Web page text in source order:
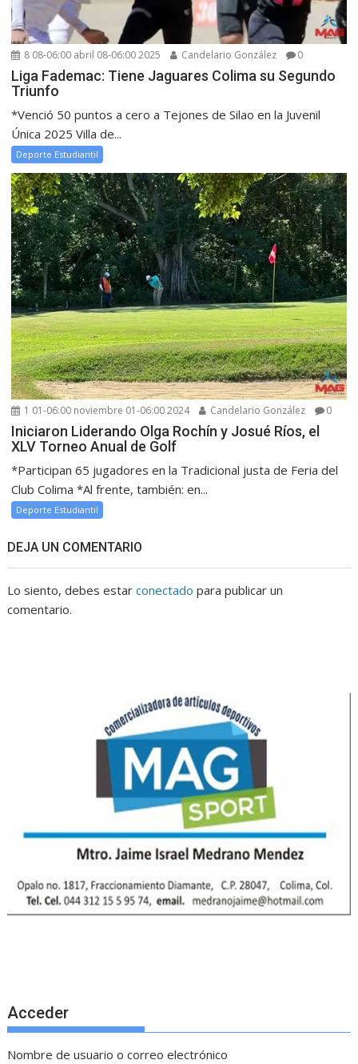
8 08-06:00 abril 08-06:00 2025 Candelario González 0
Liga Fademac: Tiene Jaguares Colima su Segundo
Triunfo
*Venció 50 puntos a cero a Tejones de Silao en la Juvenil
Única 2025 Villa de...
Deporte Estudiantil
1 01-06:00 noviembre 01-06:00 2024 Candelario González 0
Iniciaron Liderando Olga Rochín y Josué Ríos, el
XLV Torneo Anual de Golf
*Participan 65 jugadores en la Tradicional justa de Feria del
Club Colima *Al frente, también: en...
Deporte Estudiantil
DEJA UN COMENTARIO
Lo siento, debes estarconectado para publicar un
comentario.
Acceder
Nombre de usuario o correo electrónico